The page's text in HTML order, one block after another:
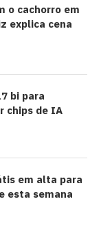
o cachorro em
explica cena
bi para
chips de IA
em alta para
esta semana